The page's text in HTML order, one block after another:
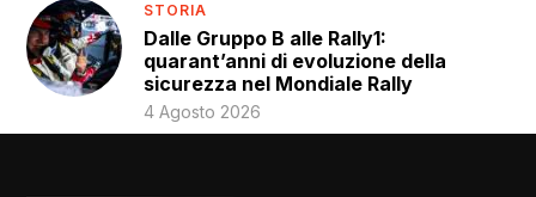
STORIA
Dalle Gruppo B alle Rally1:
quarant’anni di evoluzione della
sicurezza nel Mondiale Rally
4 Agosto 2026